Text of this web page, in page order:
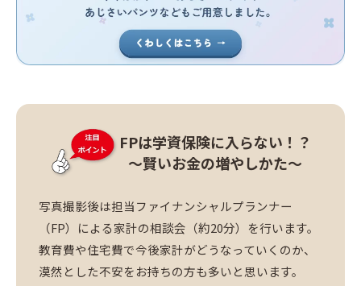
FPは学資保険に入らない！？
～賢いお金の増やしかた～
写真撮影後は担当ファイナンシャルプランナー
（FP）による家計の相談会（約20分）を行います。
教育費や住宅費で今後家計がどうなっていくのか、
漠然とした不安をお持ちの方も多いと思います。